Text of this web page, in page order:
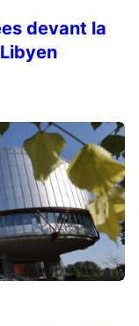
devant la